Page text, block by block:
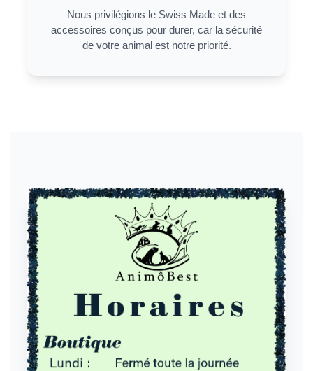
Nous privilégions le Swiss Made et des
accessoires conçus pour durer, car la sécurité
de votre animal est notre priorité.